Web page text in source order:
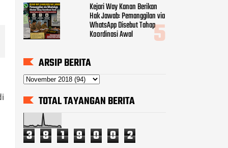
Kejari Way Kanan Berikan
Hak Jawab: Pemanggilan via
WhatsApp Disebut Tahap
Koordinasi Awal
ARSIP BERITA
TOTAL TAYANGAN BERITA
3 8 1 9 0 0 2